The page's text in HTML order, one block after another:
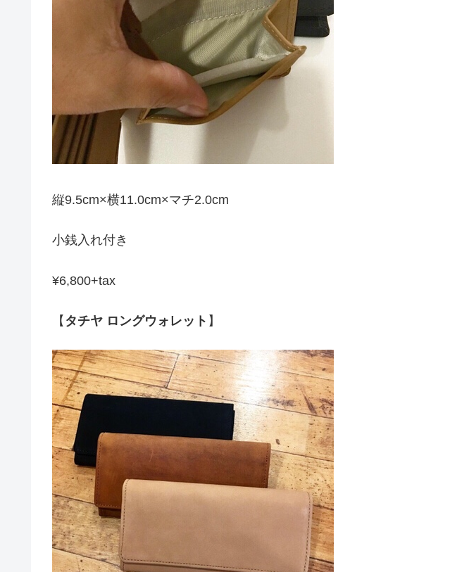
縦9.5cm×横11.0cm×マチ2.0cm
小銭入れ付き
¥6,800+tax
【 タチヤ ロングウォレット 】